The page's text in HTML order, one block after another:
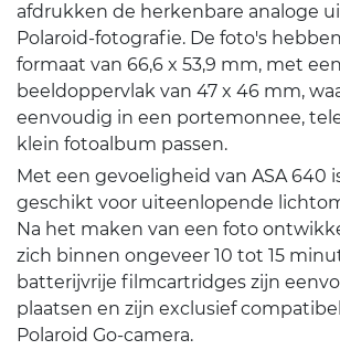
afdrukken de herkenbare analoge
Polaroid-fotografie. De foto's
formaat van 66,6 x 53,9 mm, met een
beeldoppervlak van 47 x 46 mm,
eenvoudig in een portemonnee,
klein fotoalbum passen.
Met een gevoeligheid van ASA 640
geschikt voor uiteenlopende
Na het maken van een foto
zich binnen ongeveer 10 tot 15
batterijvrije filmcartridges zijn
plaatsen en zijn exclusief
Polaroid Go-camera.